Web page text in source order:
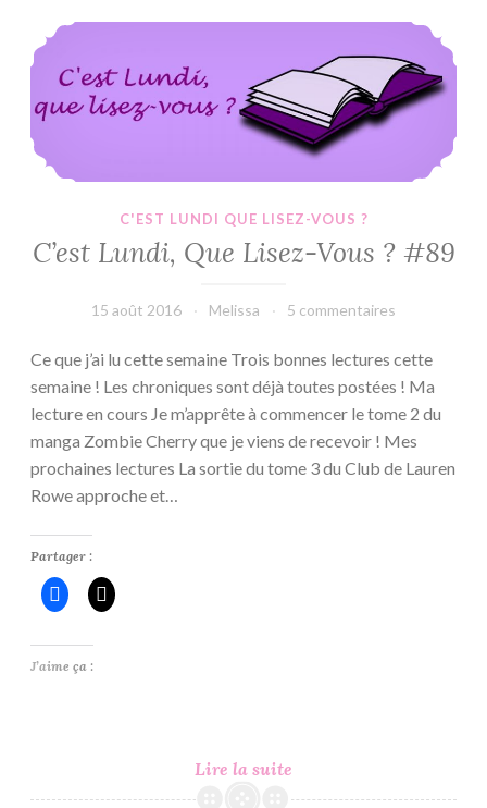
Vous
#90
C’est Lundi, Que Lisez-Vous ? #89
C'EST LUNDI QUE LISEZ-VOUS ?
C’est Lundi, Que Lisez-Vous ? #89
15 août 2016 Melissa 5 commentaires
Ce que j’ai lu cette semaine Trois bonnes lectures cette
semaine ! Les chroniques sont déjà toutes postées ! Ma
lecture en cours Je m’apprête à commencer le tome 2 du
manga Zombie Cherry que je viens de recevoir ! Mes
prochaines lectures La sortie du tome 3 du Club de Lauren
Rowe approche et…
Lire la suite
Lundi,
Partager :
J’aime ça :